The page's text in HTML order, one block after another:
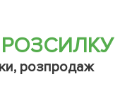
розпродаж